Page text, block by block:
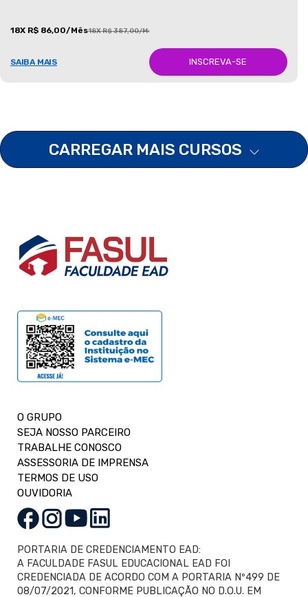
18X R$ 86,00/Mês18X R$ 387,00/Mês
SAIBA MAIS INSCREVA-SE
CARREGAR MAIS CURSOS
O GRUPO
SEJA NOSSO PARCEIRO
TRABALHE CONOSCO
ASSESSORIA DE IMPRENSA
TERMOS DE USO
OUVIDORIA
PORTARIA DE CREDENCIAMENTO EAD:
A FACULDADE FASUL EDUCACIONAL EAD FOI
CREDENCIADA DE ACORDO COM A PORTARIA Nº499 DE
08/07/2021, CONFORME PUBLICAÇÃO NO D.O.U. EM